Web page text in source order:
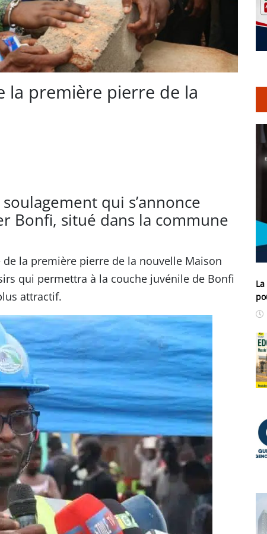
la première pierre de la
qui s’annonce
Bonfi, situé dans la commune
la première pierre de la nouvelle Maison
qui permettra à la couche juvénile de Bonfi
attractif.